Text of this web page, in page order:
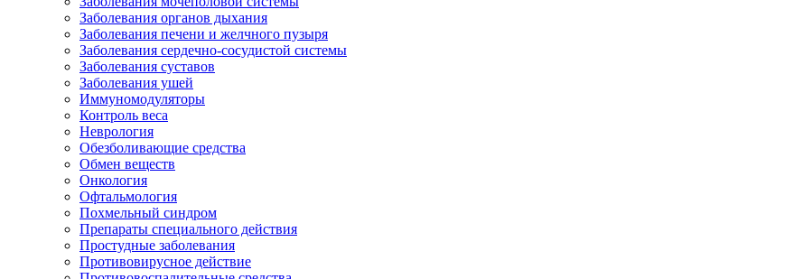
Заболевания органов дыхания
Заболевания печени и желчного пузыря
Заболевания сердечно-сосудистой системы
Заболевания суставов
Заболевания ушей
Иммуномодуляторы
Контроль веса
Неврология
Обезболивающие средства
Обмен веществ
Онкология
Офтальмология
Похмельный синдром
Препараты специального действия
Простудные заболевания
Противовирусное действие